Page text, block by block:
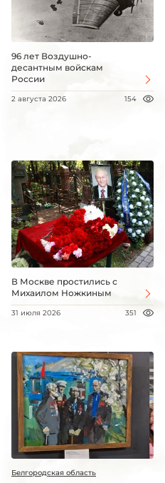
96 лет Воздушно-
десантным войскам
России
2 августа 2026 154
В Москве простились с
Михаилом Ножкиным
31 июля 2026 351
Белгородская область